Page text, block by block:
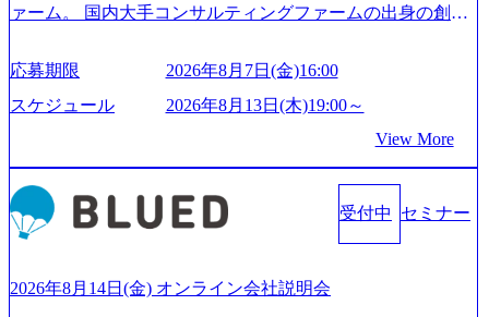
ァーム。 国内大手コンサルティングファームの出身の創業
もっと自由に誠実に提案できる会社をつくりたい」「胸を
張って会社が好きだと言えるような家族的な組織をつくり
たい」という想いで会社を設立 PwC・アクセンチュアとい
社出身者など、様々な経歴の社員が活躍しており、働きや
すく魅力的な環境が整っているため、定着率が高いことか
ら「働きがいのある会社」に4年連続ベストカンパニーに選
出されている。 残業時間は平均30時間程度 事業/IT戦略立案
や各種プロジェクトマネジメント、最先端テクノロジーの
をデザインする」というビジョンを掲げ、クライアント目
応募期限
2026年8月7日(金)16:00
スケジュール
2026年8月13日(木)19:00～
View More
受付中 セミナー
2026年8月14日(金) オンライン会社説明会